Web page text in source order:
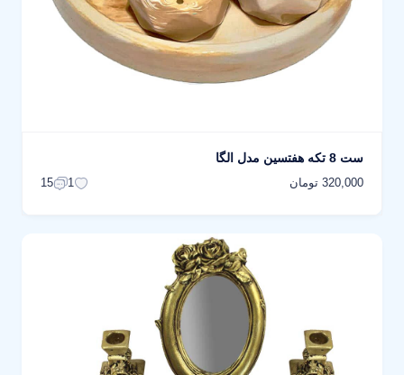
ست 8 تکه هفتسین مدل الگا
320,000 تومان 1
15